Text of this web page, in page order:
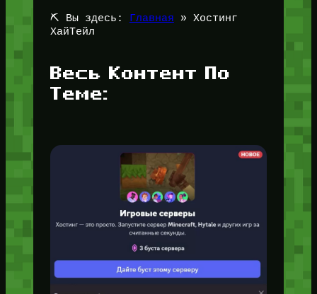
⛏️ Вы здесь: Главная » Хостинг
ХайТейл
Весь Контент По
Теме: